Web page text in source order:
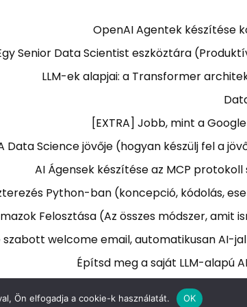
OpenAI Agentek készítése
Senior Data Scientist eszköztára
LLM-ek alapjai: a Transformer
[EXTRA] Jobb, mint a
Data Science jövője (hogyan készülj fel a
AI Ágensek készítése az MCP
Python-ban (koncepció, kódolás,
Felosztása (Az összes módszer, amit
szabott welcome email, automatikusan AI-
Építsd meg a saját LLM-alapú
Ön elfogadja a cookie-k használatát. OK